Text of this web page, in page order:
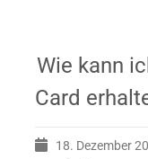
Wie kann
Card
18. Dezember